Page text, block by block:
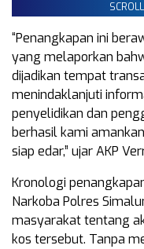
“Penangkapan ini
yang melaporkan
dijadikan tempat
menindaklanjuti
penyelidikan dan
berhasil kami
siap edar,” ujar AKP
Kronologi
Narkoba Polres
masyarakat tentang
kos tersebut. Tanpa